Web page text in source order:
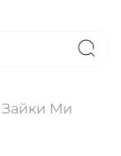
Зайки Ми